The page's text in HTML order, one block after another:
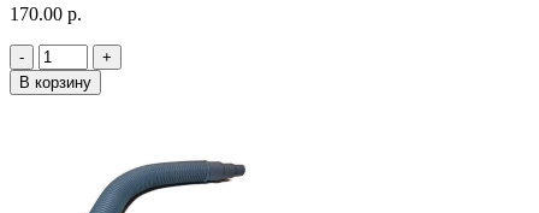
170.00 р.
-
+
В корзину